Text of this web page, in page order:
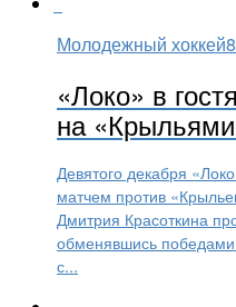
Молодежный хоккей
«Локо» в
на
Девятого декабря
матчем против
Дмитрия Красоткина
обменявшись
с...